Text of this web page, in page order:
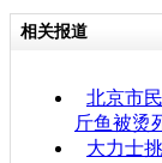
相关报道
北京市
斤鱼被烫
大力士